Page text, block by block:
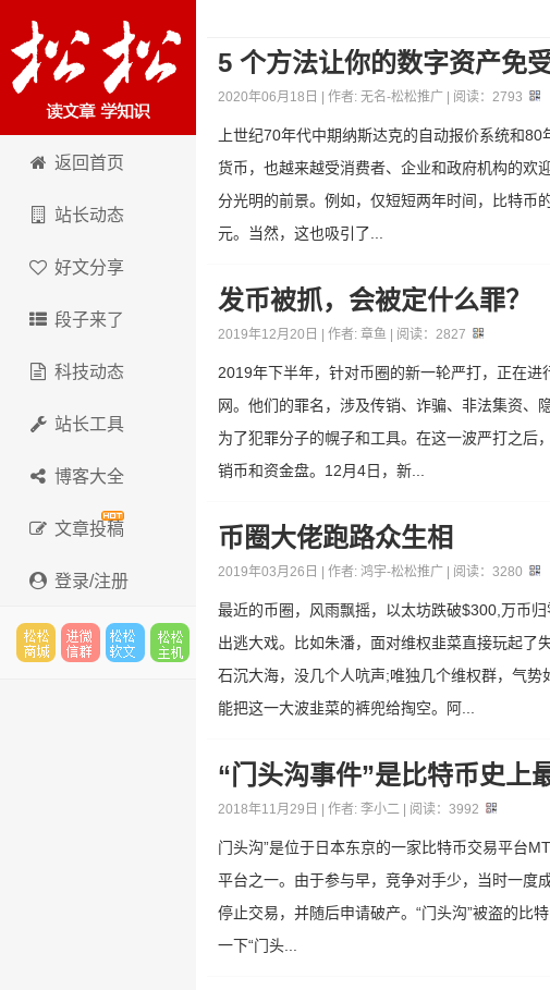
松松科技
返回首页
站长动态
好文分享
段子来了
科技动态
站长工具
博客大全
文章投稿
登录/注册
5 个方法让你的数字资产免
2020年06月18日 | 作者: 无名-松松推广 | 阅读： 2793
上世纪70年代中期纳斯达克的自动报价系统和
货币，也越来越受消费者、企业和政府机构的欢
分光明的前景。例如，仅短短两年时间，比特币
元。当然，这也吸引了...
发币被抓，会被定什么罪？
2019年12月20日 | 作者: 章鱼 | 阅读： 2827
2019年下半年，针对币圈的新一轮严打，正在
网。他们的罪名，涉及传销、诈骗、非法集资、
为了犯罪分子的幌子和工具。在这一波严打之后
销币和资金盘。12月4日，新...
币圈大佬跑路众生相
2019年03月26日 | 作者: 鸿宇-松松推广 | 阅读： 3280
最近的币圈，风雨飘摇，以太坊跌破$300,万币
出逃大戏。比如朱潘，面对维权韭菜直接玩起了
石沉大海，没几个人吭声;唯独几个维权群，气
能把这一大波韭菜的裤兜给掏空。阿...
“门头沟事件”是比特币史上
2018年11月29日 | 作者: 李小二 | 阅读： 3992
门头沟”是位于日本东京的一家比特币交易平台
平台之一。由于参与早，竞争对手少，当时一度
停止交易，并随后申请破产。“门头沟”被盗的比
一下“门头...